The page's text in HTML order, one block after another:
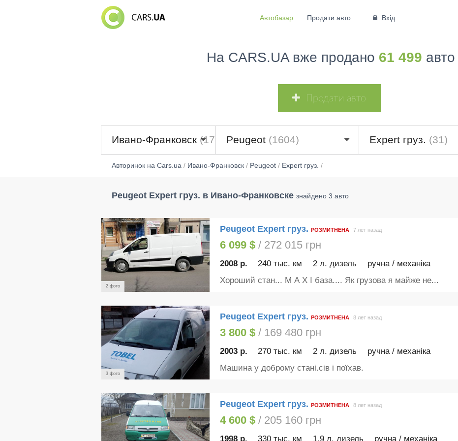
Автобазар Продати авто Вхід
На CARS.UA вже продано 61 499 авто
Продати авто
Ивано-Франковск (1766)Peugeot (1604) Expert груз. (31)
Авторинок на Cars.ua/ Ивано-Франковск/ Peugeot/ Expert груз. /
Peugeot Expert груз. в Ивано-Франковске знайдено 3 авто
2 фото
Peugeot Expert груз. РОЗМИТНЕНА 7 лет назад
6 099 $/ 272 015 грн
2008 р. 240 тыс. км 2 л. дизель ручна / механіка
Хороший стан... М А Х І база.... Як грузова я майже не...
3 фото
Peugeot Expert груз. РОЗМИТНЕНА 8 лет назад
3 800 $/ 169 480 грн
2003 р. 270 тыс. км 2 л. дизель ручна / механіка
Машина у доброму стані.сів і поїхав.
Peugeot Expert груз. РОЗМИТНЕНА 8 лет назад
4 600 $/ 205 160 грн
1998 р. 330 тыс. км 1.9 л. дизель ручна / механіка